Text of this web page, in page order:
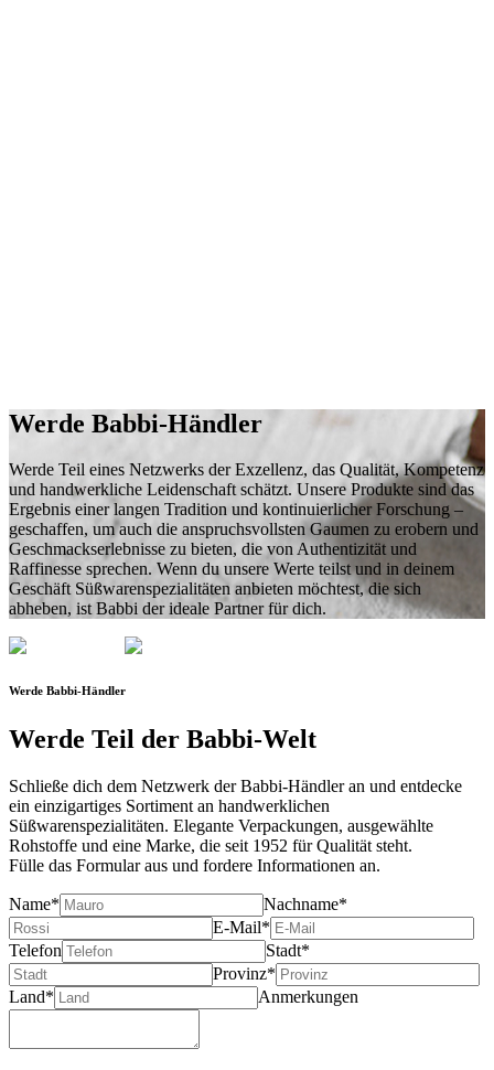
Werde Babbi-Händler
Werde Teil eines Netzwerks der Exzellenz, das Qualität,Kompetenz
und handwerkliche Leidenschaftschätzt. Unsere Produkte sind das
Ergebnis einer langen Tradition und kontinuierlicher Forschung –
geschaffen, um auch die anspruchsvollsten Gaumen zu erobern und
Geschmackserlebnisse zu bieten, die von Authentizität und
Raffinesse sprechen. Wenn du unsere Werte teilst und in deinem
Geschäft Süßwarenspezialitäten anbieten möchtest, die sich
abheben, ist Babbi der ideale Partner für dich.
Werde Babbi-Händler
Werde Teil der Babbi-Welt
Schließe dich dem Netzwerk der Babbi-Händleran und entdecke
ein einzigartiges Sortiment an handwerklichen
Süßwarenspezialitäten. Elegante Verpackungen, ausgewählte
Rohstoffe und eine Marke, die seit 1952 für Qualität steht.
Fülle das Formular aus und fordere Informationen an.
Name*
Nachname*
E-Mail*
Telefon
Stadt*
Provinz*
Land*
Anmerkungen